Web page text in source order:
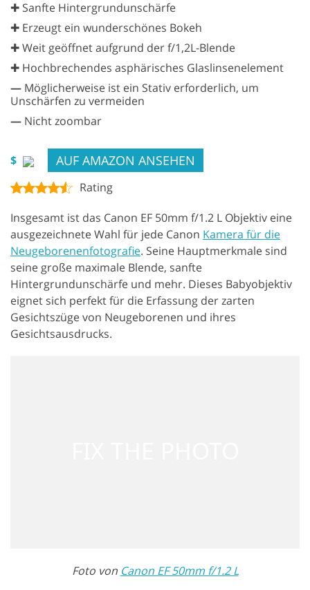
✚ Sanfte Hintergrundunschärfe
✚ Erzeugt ein wunderschönes Bokeh
✚ Weit geöffnet aufgrund der f/1,2L-Blende
✚ Hochbrechendes asphärisches Glaslinsenelement
— Möglicherweise ist ein Stativ erforderlich, um
Unschärfen zu vermeiden
— Nicht zoombar
$ AUF AMAZON ANSEHEN
Rating
Insgesamt ist das Canon EF 50mm f/1.2 L Objektiv eine
ausgezeichnete Wahl für jede Canon Kamera für die
Neugeborenenfotografie. Seine Hauptmerkmale sind
seine große maximale Blende, sanfte
Hintergrundunschärfe und mehr. Dieses Babyobjektiv
eignet sich perfekt für die Erfassung der zarten
Gesichtszüge von Neugeborenen und ihres
Gesichtsausdrucks.
Foto von Canon EF 50mm f/1.2 L